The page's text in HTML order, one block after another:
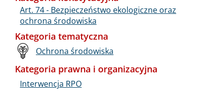
Art. 74 - Bezpieczeństwo ekologiczne oraz
ochrona środowiska
Kategoria tematyczna
Ochrona środowiska
Kategoria prawna i organizacyjna
Interwencja RPO